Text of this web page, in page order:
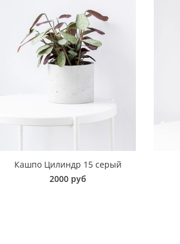
Кашпо Цилиндр 15 серый
2000 руб